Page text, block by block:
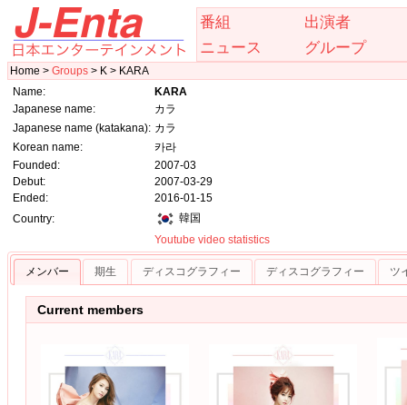
番組
出演者
ニュース
グループ
Home > Groups > K > KARA
Name:
KARA
Japanese name:
カラ
Japanese name (katakana): カラ
Korean name:
카라
Founded:
2007-03
Debut:
2007-03-29
Ended:
2016-01-15
Country:
韓国
Youtube video statistics
メンバー 期生 ディスコグラフィー ディスコグラフィー ツ
Current members